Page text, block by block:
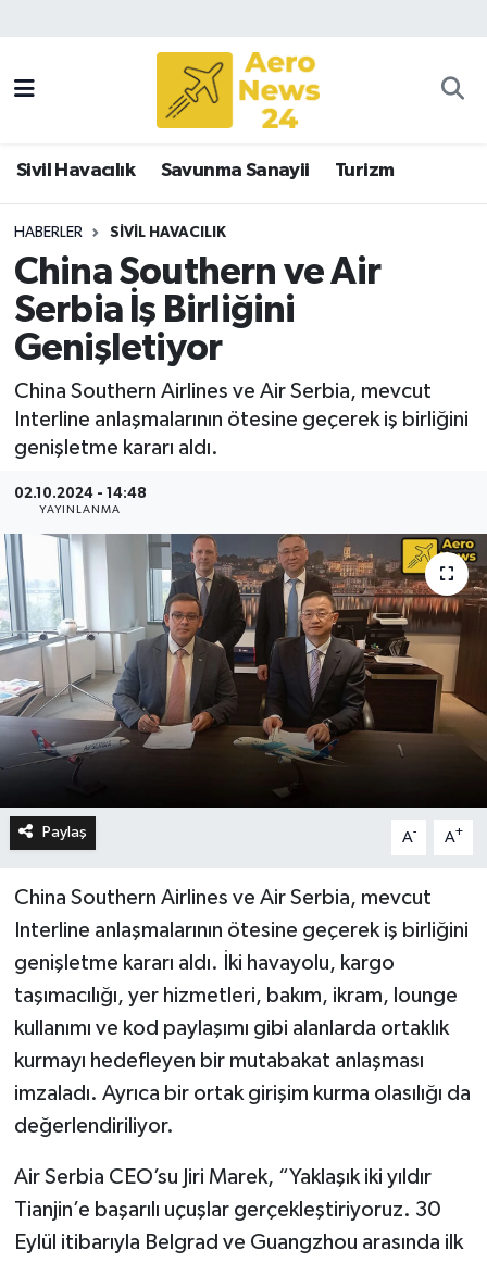
Sivil Havacılık Savunma Sanayii Turizm
HABERLER SIVIL HAVACILIK
China Southern ve Air
Serbia İş Birliğini
Genişletiyor
China Southern Airlines ve Air Serbia, mevcut
Interline anlaşmalarının ötesine geçerek iş birliğini
genişletme kararı aldı.
02.10.2024 - 14:48
YAYINLANMA
Paylaş A- A+
China Southern Airlines ve Air Serbia, mevcut
Interline anlaşmalarının ötesine geçerek iş birliğini
genişletme kararı aldı. İki havayolu, kargo
taşımacılığı, yer hizmetleri, bakım, ikram, lounge
kullanımı ve kod paylaşımı gibi alanlarda ortaklık
kurmayı hedefleyen bir mutabakat anlaşması
imzaladı. Ayrıca bir ortak girişim kurma olasılığı da
değerlendiriliyor.
Air Serbia CEO’su Jiri Marek, “Yaklaşık iki yıldır
Tianjin’e başarılı uçuşlar gerçekleştiriyoruz. 30
Eylül itibarıyla Belgrad ve Guangzhou arasında ilk